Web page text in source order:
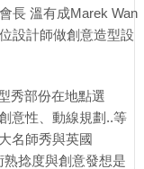
長 溫有成Marek Wan
設計師做創意造型設
秀部份在地點選
意性、動線規劃..等
名師秀與英國
捻度與創意發想是